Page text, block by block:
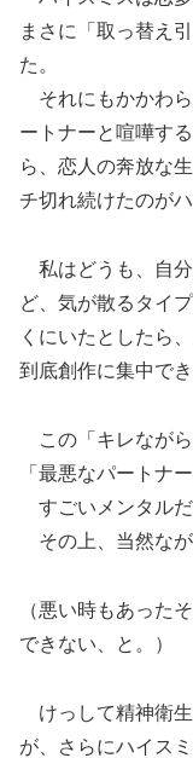
まさに「取っ替え
た。
それにもかかわ
ートナーと喧嘩す
ら、恋人の奔放な
チ切れ続けたのが
私はどうも、自分
ど、気が散るタイ
くにいたとしたら
到底創作に集中でき
この「キレながら
「最悪なパートナ
すごいメンタルだ
その上、当然なが
（悪い時もあった
できない、と。）
けっして精神衛
が、さらにハイス